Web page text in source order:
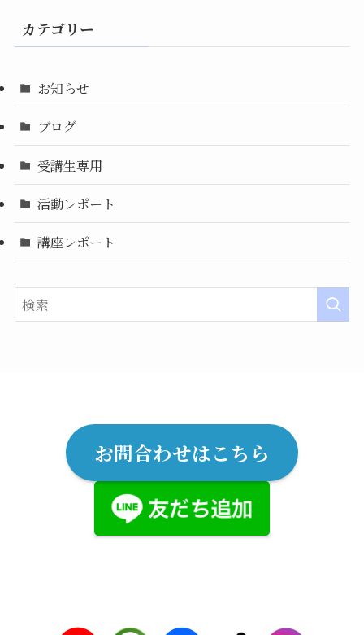
カテゴリー
お知らせ
ブログ
受講生専用
活動レポート
講座レポート
お問合わせはこちら